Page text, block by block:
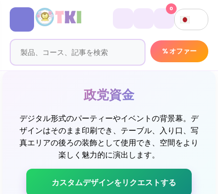
% オファー
0
政党資金
デジタル形式のパーティーやイベントの背景幕。デ
ザインはそのまま印刷でき、テーブル、入り口、写
真エリアの後ろの装飾として使用でき、空間をより
楽しく魅力的に演出します。
カスタムデザインをリクエストする